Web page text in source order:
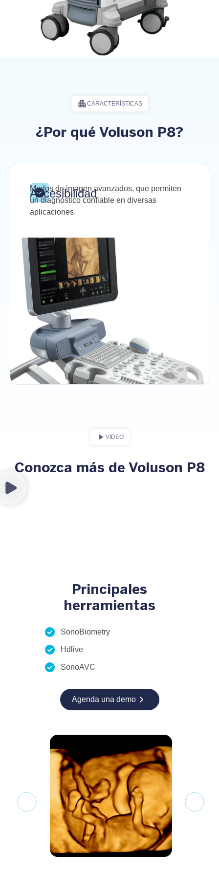
CARACTERÍSTICAS
¿Por qué Voluson P8?
Accesibilidad
Modos de imagen avanzados, que permiten
un diagnóstico confiable en diversas
aplicaciones.
VIDEO
Conozca más de Voluson P8
Principales
herramientas
SonoBiometry
Hdlive
SonoAVC
Agenda una demo